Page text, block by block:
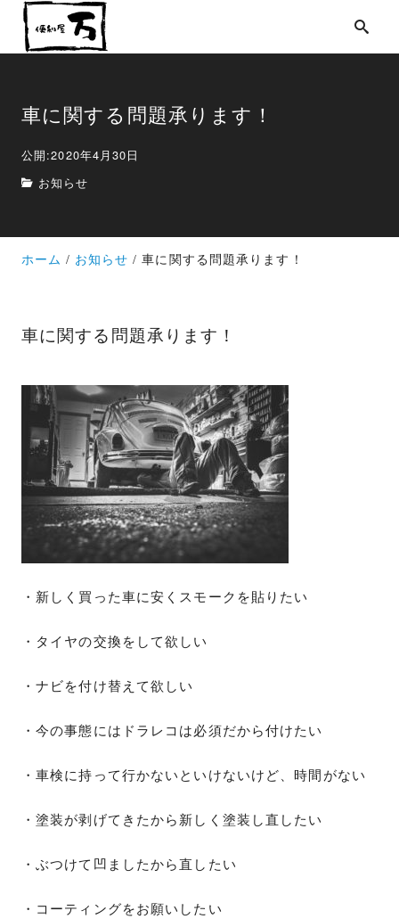
車に関する問題承ります！
公開:2020年4月30日
お知らせ
ホーム お知らせ 車に関する問題承ります！
車に関する問題承ります！
・新しく買った車に安くスモークを貼りたい
・タイヤの交換をして欲しい
・ナビを付け替えて欲しい
・今の事態にはドラレコは必須だから付けたい
・車検に持って行かないといけないけど、時間がない
・塗装が剥げてきたから新しく塗装し直したい
・ぶつけて凹ましたから直したい
・コーティングをお願いしたい